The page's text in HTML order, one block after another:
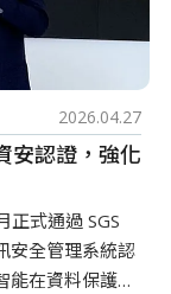
2026.04.27
安認證，強化
式通過 SGS
安全管理系統認
能在資料保護與